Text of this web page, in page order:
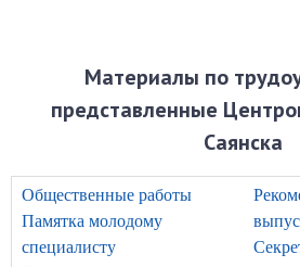
Материалы по
представленные
Саянска
Общественные работы
Памятка молодому
специалисту